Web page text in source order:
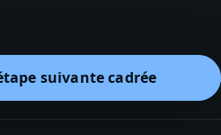
suivante cadrée